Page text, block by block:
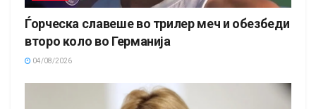
Ѓорческа славеше во трилер меч и обезбеди
второ коло во Германија
04/08/2026